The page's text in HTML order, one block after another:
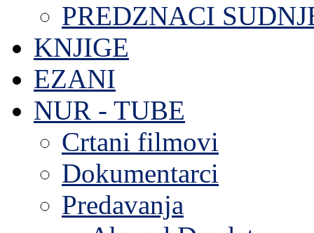
PREDZNACI
KNJIGE
EZANI
NUR - TUBE
Crtani filmovi
Dokumentarci
Predavanja